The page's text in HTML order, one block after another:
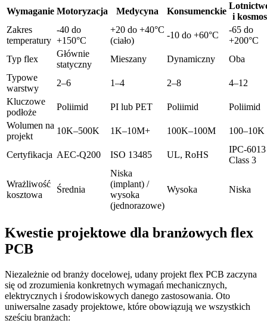
Wymaganie Motoryzacja Medycyna Konsumenckie
i kosmos
Zakres
temperatury
-40 do
+150°C
+20 do +40°C
(ciało)
-10 do +60°C
-65 do
+200°C
Typ flex
Głównie
statyczny
Mieszany Dynamiczny
Oba
Typowe
warstwy
2–6 1–4 2–8
4–12
Kluczowe
podłoże
Poliimid PI lub PET Poliimid
Poliimid
Wolumen na
projekt
10K–500K 1K–10M+ 100K–100M 100–10K
Certyfikacja AEC-Q200 ISO 13485 UL, RoHS
IPC-6013
Class 3
Wrażliwość
kosztowa
Średnia
Niska
(implant) /
wysoka
(jednorazowe)
Wysoka Niska
Kwestie projektowe dla branżowych flex
PCB
Niezależnie od branży docelowej, udany projekt flex PCB zaczyna
się od zrozumienia konkretnych wymagań mechanicznych,
elektrycznych i środowiskowych danego zastosowania. Oto
uniwersalne zasady projektowe, które obowiązują we wszystkich
sześciu branżach: